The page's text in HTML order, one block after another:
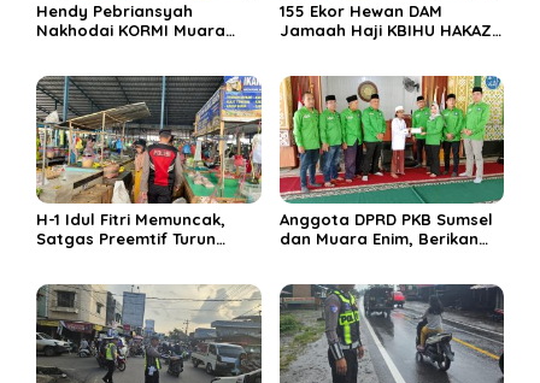
Hendy Pebriansyah
Nakhodai KORMI Muara
155 Ekor Hewan DAM
Jamaah Haji KBIHU HAKAZA
H-1 Idul Fitri Memuncak,
Satgas Preemtif Turun
Anggota DPRD PKB Sumsel
dan Muara Enim, Berikan